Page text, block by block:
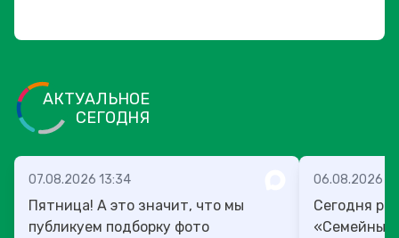
АКТУАЛЬНОЕ
СЕГОДНЯ
07.08.2026 13:34
Пятница! А это значит, что мы
публикуем подборку фото
06.08.2026
Сегодня
«Семейный